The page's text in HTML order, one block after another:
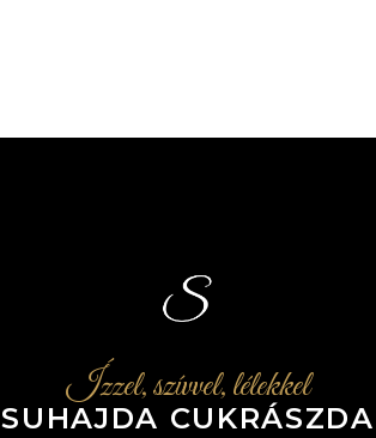
Ízzel, szívvel, lélekkel
SUHAJDA CUKRÁSZDA